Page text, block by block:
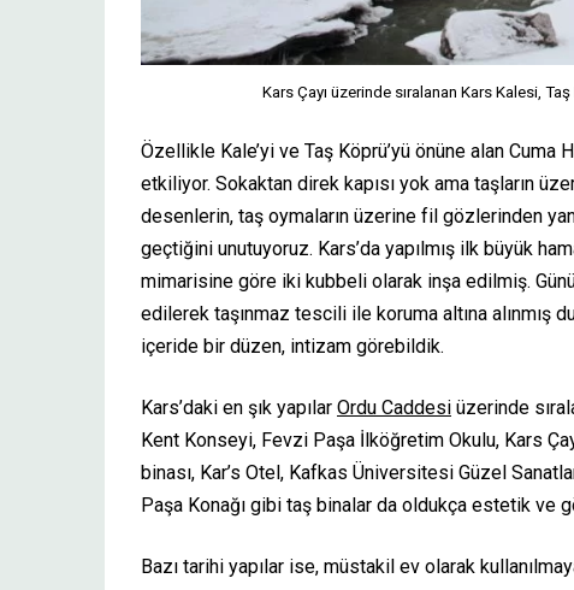
Kars Çayı üzerinde sıralanan Kars Kalesi,
Özellikle Kale’yi ve Taş Köprü’yü önüne alan
etkiliyor. Sokaktan direk kapısı yok ama taşların
desenlerin, taş oymaların üzerine fil gözlerinden
geçtiğini unutuyoruz. Kars’da yapılmış ilk büyük
mimarisine göre iki kubbeli olarak inşa edilmiş.
edilerek taşınmaz tescili ile koruma altına alınmış
içeride bir düzen, intizam görebildik.
Kars’daki en şık yapılar Ordu Caddesi üzerinde
Kent Konseyi, Fevzi Paşa İlköğretim Okulu, Kars
binası, Kar’s Otel, Kafkas Üniversitesi Güzel
Paşa Konağı gibi taş binalar da oldukça estetik ve
Bazı tarihi yapılar ise, müstakil ev olarak